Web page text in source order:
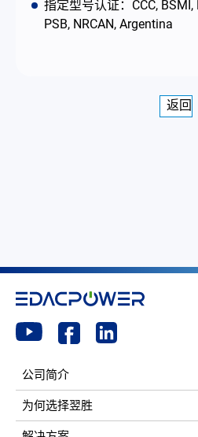
指定型号认证：CCC, BSMI,
PSB, NRCAN, Argentina
返回
公司简介
为何选择翌胜